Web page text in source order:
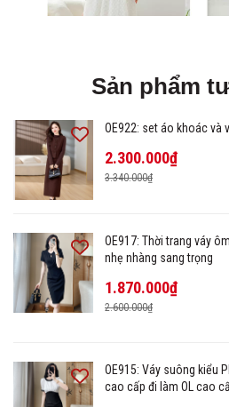
Sản phẩm
OE922: set áo khoác và
2.300.000₫
3.340.000₫
OE917: Thời trang váy
nhẹ nhàng sang trọng
1.870.000₫
2.600.000₫
OE915: Váy suông kiểu
cao cấp đi làm OL cao